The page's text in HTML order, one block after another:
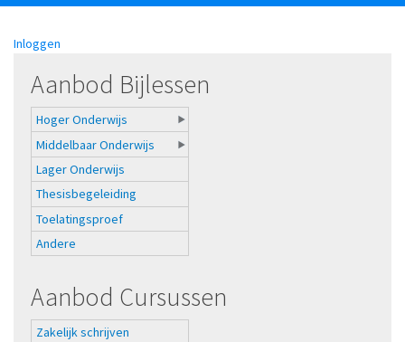
Inloggen
Aanbod Bijlessen
Hoger Onderwijs
Middelbaar Onderwijs
Lager Onderwijs
Thesisbegeleiding
Toelatingsproef
Andere
Aanbod Cursussen
Zakelijk schrijven